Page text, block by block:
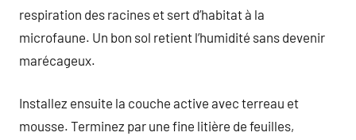
respiration des racines et sert d’habitat à la
microfaune. Un bon sol retient l’humidité sans devenir
marécageux.
Installez ensuite la couche active avec terreau et
mousse. Terminez par une fine litière de feuilles,